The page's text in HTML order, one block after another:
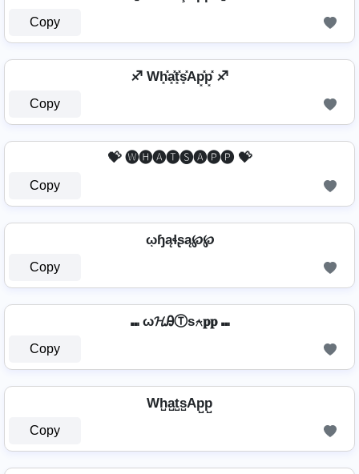
Copy
♐ Wh͓̽a͓̽t͓̽s͓̽Ap͓̽p͓̽ ♐
Copy
💝 🅦🅗🅐🅣🅢🅐🅟🅟 💝
Copy
ῳɧąɬʂą℘℘
Copy
⑉ ω𝓗ᎯⓉѕ⍲𝐩𝐩 ⑉
Copy
Wh̺a̺t̺s̺Ap̺p̺
Copy